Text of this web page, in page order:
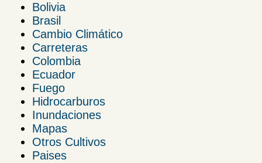
Bolivia
Brasil
Cambio Climático
Carreteras
Colombia
Ecuador
Fuego
Hidrocarburos
Inundaciones
Mapas
Otros Cultivos
Paises